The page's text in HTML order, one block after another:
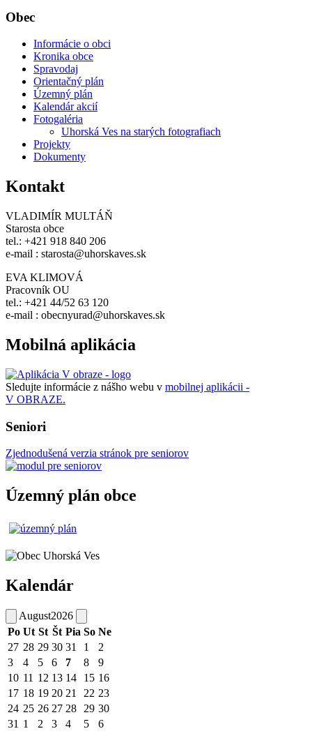
Obec
Informácie o obci
Kronika obce
Spravodaj
Orientačný plán
Územný plán
Kalendár akcií
Fotogaléria
Uhorská Ves na starých fotografiach
Projekty
Dokumenty
Kontakt
VLADIMÍR MULTÁŇ
Starosta obce
tel.: +421 918 840 206
e-mail : starosta@uhorskaves.sk
EVA KLIMOVÁ
Pracovník OU
tel.: +421 44/52 63 120
e-mail : obecnyurad@uhorskaves.sk
Mobilná aplikácia
Sledujte informácie z nášho webu v mobilnej aplikácii -
V OBRAZE.
Seniori
Zjednodušená verzia stránok pre seniorov
Územný plán obce
Kalendár
August2026
Po Ut St Št Pia So Ne
27 28 29 30 31 1
2
3
4 5 6 7 8
9
10 11 12 13 14 15 16
17 18 19 20 21 22 23
24 25 26 27 28 29 30
31 1 2 3 4 5 6